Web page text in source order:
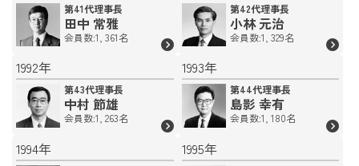
第41代理事長
田中 常雅
会員数:1, 361名
第42代理事長
小林 元治
会員数:1, 329名
1992年
第43代理事長
中村 節雄
会員数:1, 263名
1993年
第44代理事長
島影 幸有
会員数:1, 180名
1994年 1995年